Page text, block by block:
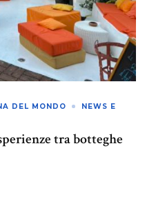
DEL MONDO
NEWS E
tra botteghe